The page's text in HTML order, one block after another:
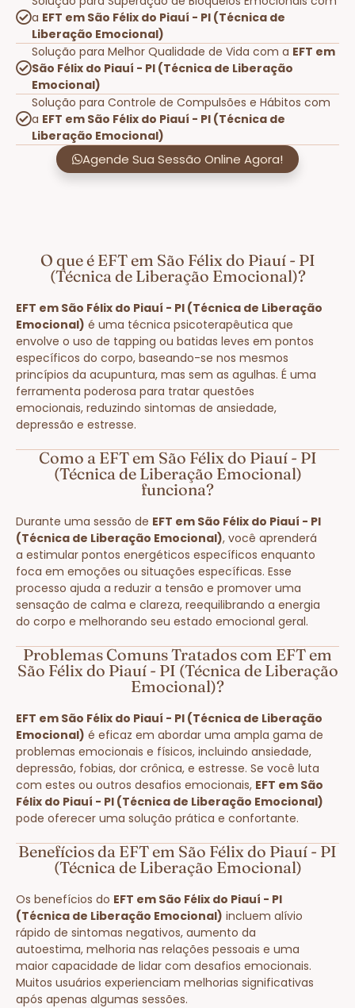
a EFT em São Félix do Piauí - PI (Técnica de
Liberação Emocional)
Solução para Melhor Qualidade de Vida com a EFT em
São Félix do Piauí - PI (Técnica de Liberação
Emocional)
Solução para Controle de Compulsões e Hábitos com
a EFT em São Félix do Piauí - PI (Técnica de
Liberação Emocional)
Agende Sua Sessão Online Agora!
O que é EFT em São Félix do Piauí - PI
(Técnica de Liberação Emocional)?
EFT em São Félix do Piauí - PI (Técnica de Liberação
Emocional) é uma técnica psicoterapêutica que
envolve o uso de tapping ou batidas leves em pontos
específicos do corpo, baseando-se nos mesmos
princípios da acupuntura, mas sem as agulhas. É uma
ferramenta poderosa para tratar questões
emocionais, reduzindo sintomas de ansiedade,
depressão e estresse.
Como a EFT em São Félix do Piauí - PI
(Técnica de Liberação Emocional)
funciona?
Durante uma sessão de EFT em São Félix do Piauí - PI
(Técnica de Liberação Emocional), você aprenderá
a estimular pontos energéticos específicos enquanto
foca em emoções ou situações específicas. Esse
processo ajuda a reduzir a tensão e promover uma
sensação de calma e clareza, reequilibrando a energia
do corpo e melhorando seu estado emocional geral.
Problemas Comuns Tratados com EFT em
São Félix do Piauí - PI (Técnica de Liberação
Emocional)?
EFT em São Félix do Piauí - PI (Técnica de Liberação
Emocional) é eficaz em abordar uma ampla gama de
problemas emocionais e físicos, incluindo ansiedade,
depressão, fobias, dor crônica, e estresse. Se você luta
com estes ou outros desafios emocionais, EFT em São
Félix do Piauí - PI (Técnica de Liberação Emocional)
pode oferecer uma solução prática e confortante.
Benefícios da EFT em São Félix do Piauí - PI
(Técnica de Liberação Emocional)
Os benefícios do EFT em São Félix do Piauí - PI
(Técnica de Liberação Emocional) incluem alívio
rápido de sintomas negativos, aumento da
autoestima, melhoria nas relações pessoais e uma
maior capacidade de lidar com desafios emocionais.
Muitos usuários experienciam melhorias significativas
após apenas algumas sessões.